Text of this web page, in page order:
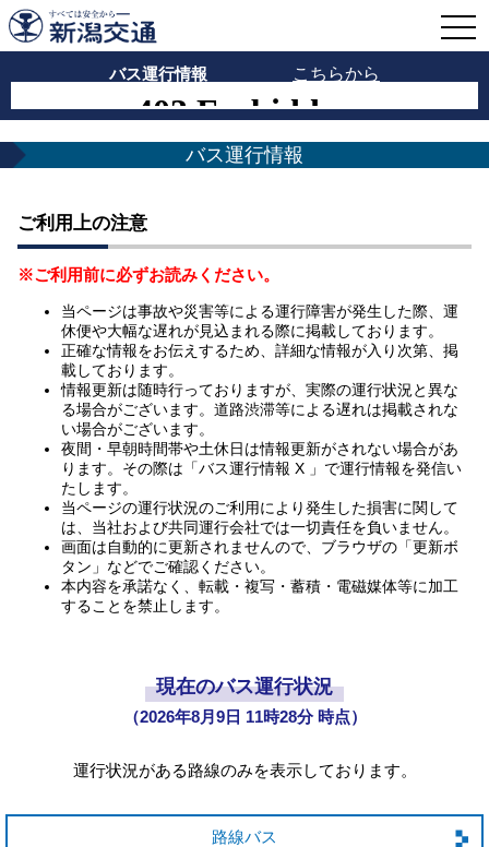
バス運行情報 こちらから
バス運行情報
ご利用上の注意
※ご利用前に必ずお読みください。
当ページは事故や災害等による運行障害が発生した際、運
休便や大幅な遅れが見込まれる際に掲載しております。
正確な情報をお伝えするため、詳細な情報が入り次第、掲
載しております。
情報更新は随時行っておりますが、実際の運行状況と異な
る場合がございます。道路渋滞等による遅れは掲載されな
い場合がございます。
夜間・早朝時間帯や土休日は情報更新がされない場合があ
ります。その際は「バス運行情報 X 」で運行情報を発信い
たします。
当ページの運行状況のご利用により発生した損害に関して
は、当社および共同運行会社では一切責任を負いません。
画面は自動的に更新されませんので、ブラウザの「更新ボ
タン」などでご確認ください。
本内容を承諾なく、転載・複写・蓄積・電磁媒体等に加工
することを禁止します。
現在のバス運行状況
（2026年8月9日 11時28分 時点）
運行状況がある路線のみを表示しております。
路線バス